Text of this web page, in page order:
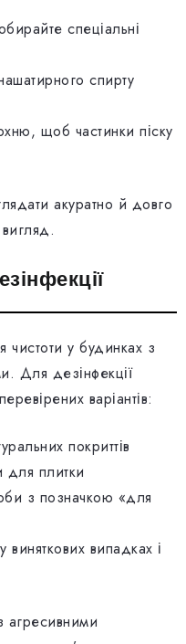
спеціальні
спирту
щоб частинки піску
акуратно й довго
чистоти у будинках з
Для дезінфекції
варіантів:
покриттів
для плитки
з позначкою «для
випадках і
агресивними